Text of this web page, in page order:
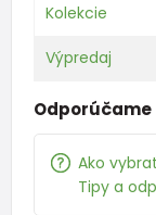
Kolekcie
Výpredaj
Odporúčame
Ako
Tipy a